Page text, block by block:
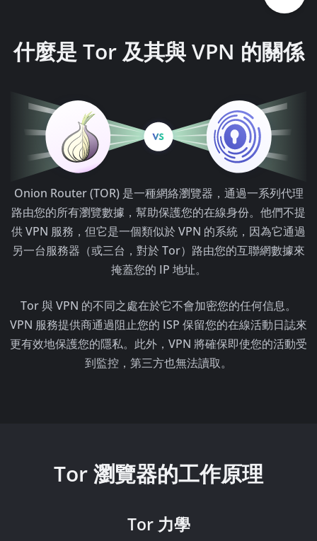
什麼是 Tor 及其與 VPN 的關係
Onion Router (TOR) 是一種網絡瀏覽器，通過一系列代理
路由您的所有瀏覽數據，幫助保護您的在線身份。他們不提
供 VPN 服務，但它是一個類似於 VPN 的系統，因為它通過
另一台服務器（或三台，對於 Tor）路由您的互聯網數據來
掩蓋您的 IP 地址。
Tor 與 VPN 的不同之處在於它不會加密您的任何信息。
VPN 服務提供商通過阻止您的 ISP 保留您的在線活動日誌來
更有效地保護您的隱私。此外，VPN 將確保即使您的活動受
到監控，第三方也無法讀取。
Tor 瀏覽器的工作原理
Tor 力學